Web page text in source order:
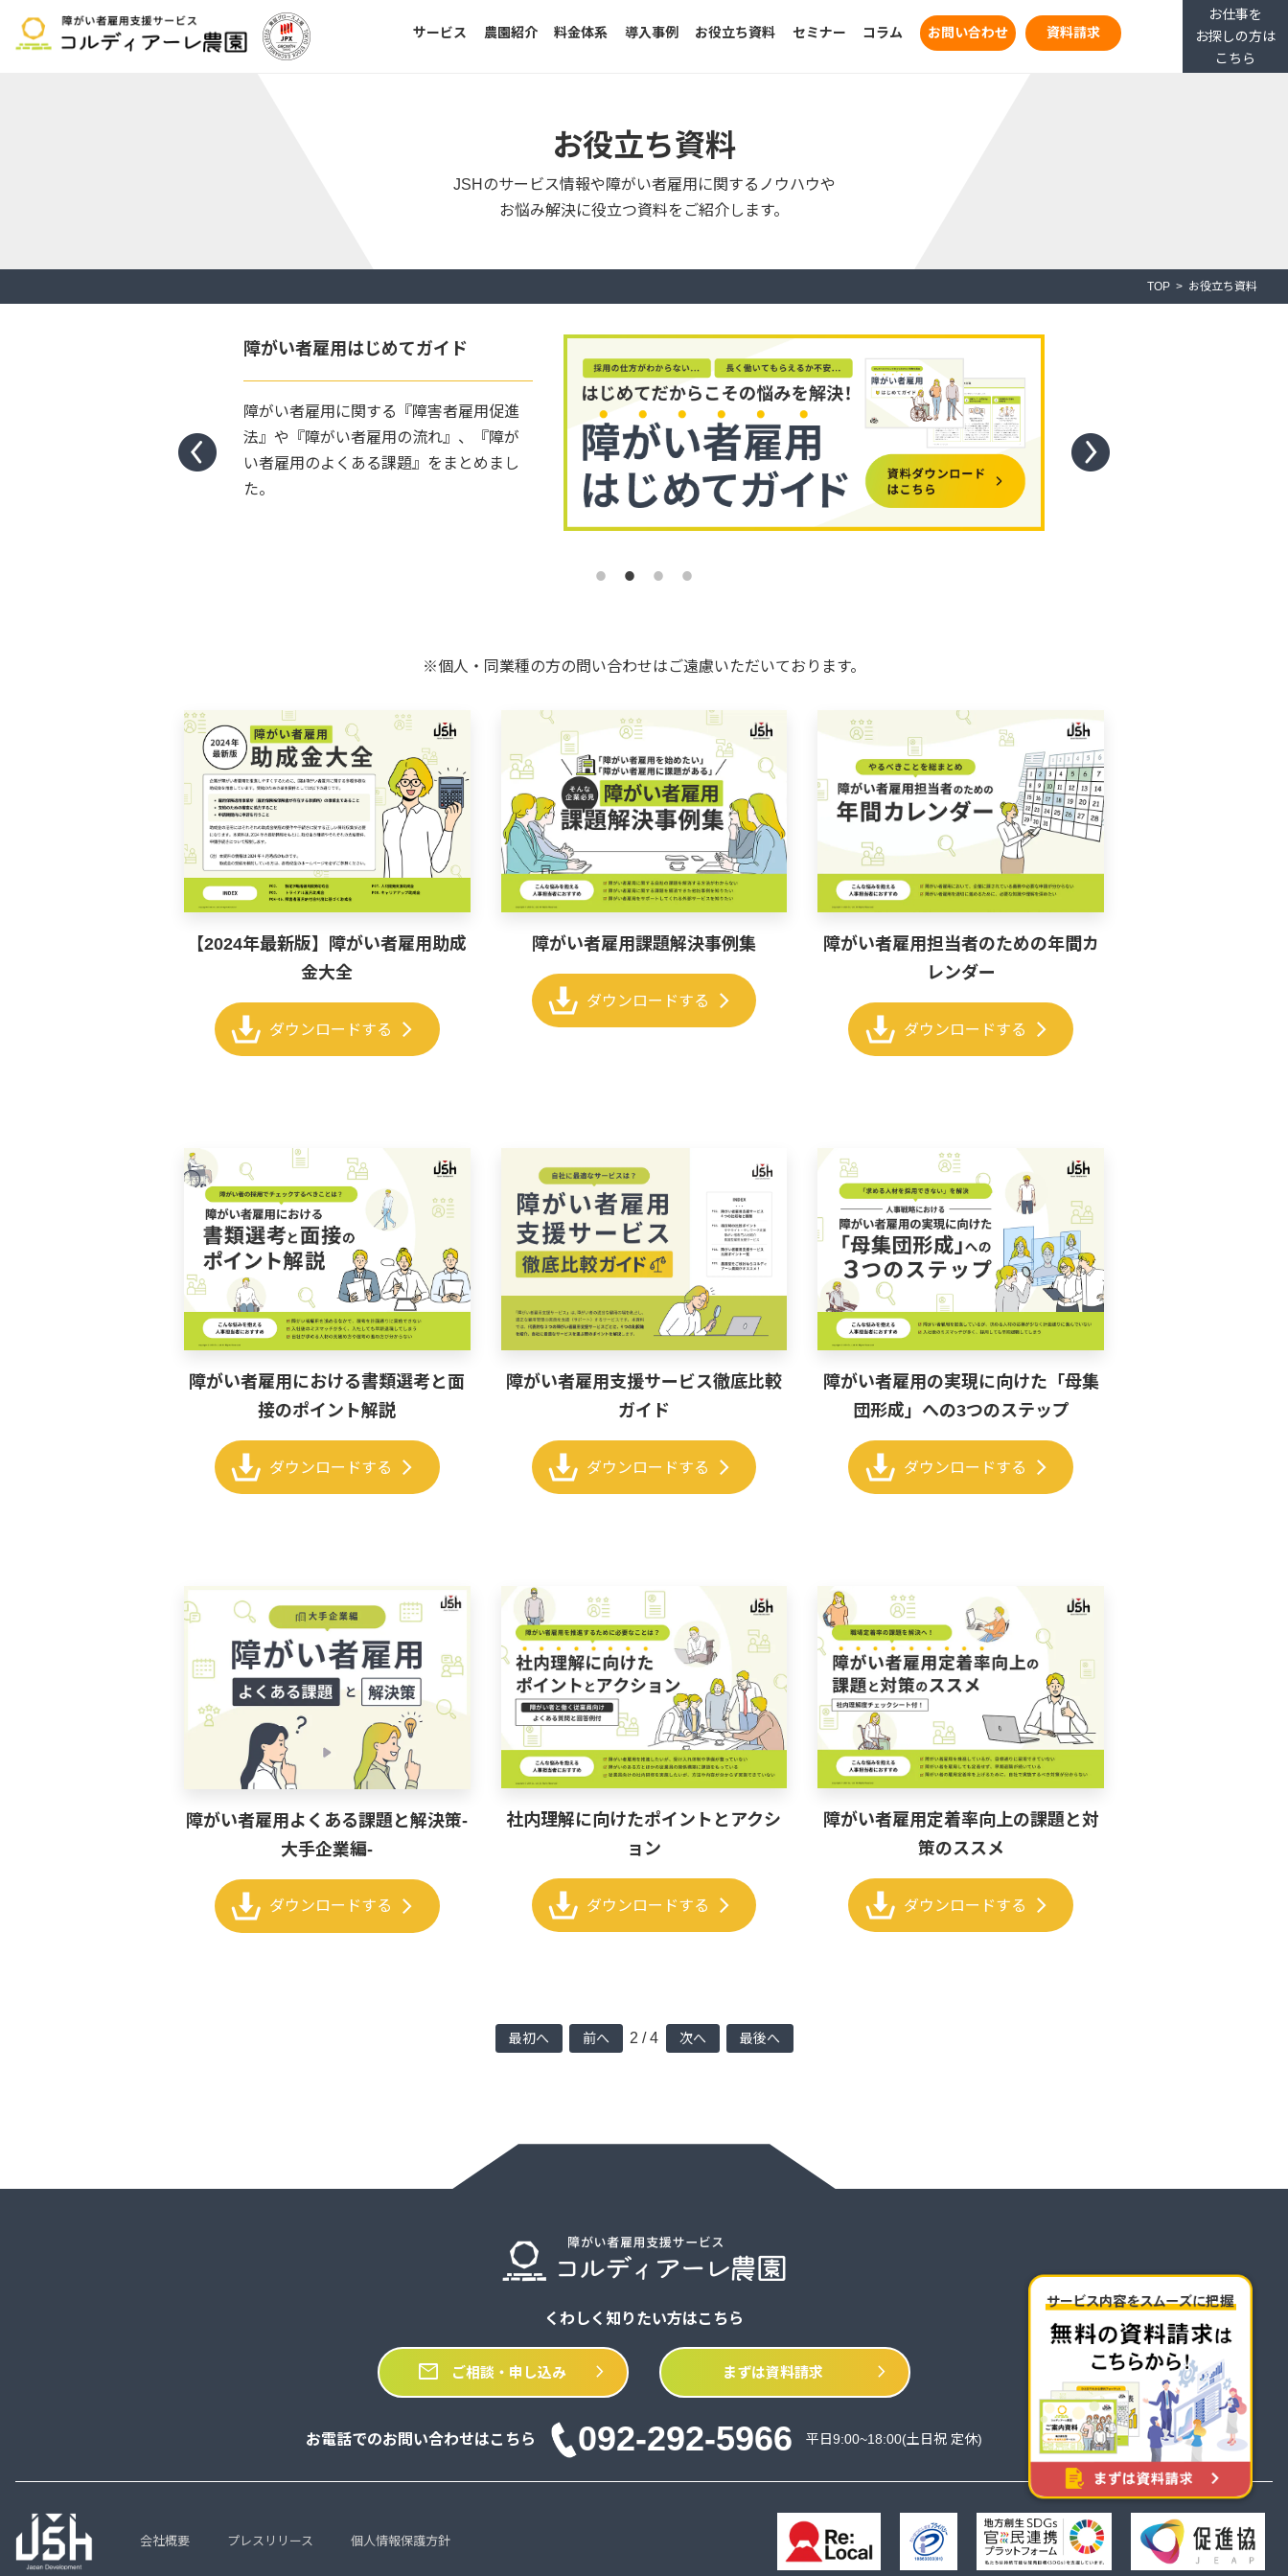
サービス 農園紹介 料金体系 導入事例 お役立ち資料 セミナー コラム お問い合わせ 資料請求
お仕事を
お探しの方は
こちら
お役立ち資料
JSHのサービス情報や障がい者雇用に関するノウハウや
お悩み解決に役立つ資料をご紹介します。
TOP お役立ち資料
障がい者雇用はじめてガイド
障がい者雇用に関する『障害者雇用促進
法』や『障がい者雇用の流れ』、『障が
い者雇用のよくある課題』をまとめまし
た。
レ農園"の紹介資料です。
えていらっしゃる企業の
※個人・同業種の方の問い合わせはご遠慮いただいております。
【2024年最新版】障がい者雇用助成
金大全
ダウンロードする chevron_right
障がい者雇用課題解決事例集
ダウンロードする chevron_right
障がい者雇用担当者のための年間カ
レンダー
ダウンロードする chevron_right
障がい者雇用における書類選考と面
接のポイント解説
ダウンロードする chevron_right
障がい者雇用支援サービス徹底比較
ガイド
ダウンロードする chevron_right
障がい者雇用の実現に向けた「母集
団形成」への3つのステップ
ダウンロードする chevron_right
障がい者雇用よくある課題と解決策-
大手企業編-
ダウンロードする chevron_right
社内理解に向けたポイントとアクシ
ョン
ダウンロードする chevron_right
障がい者雇用定着率向上の課題と対
策のススメ
ダウンロードする chevron_right
最初へ 前へ 2 / 4 次へ 最後へ
くわしく知りたい方はこちら
mail ご相談・申し込み chevron_right まずは資料請求 chevron_right
お電話でのお問い合わせはこちら 092-292-5966 平日9:00~18:00(土日祝 定休)
会社概要 プレスリリース 個人情報保護方針